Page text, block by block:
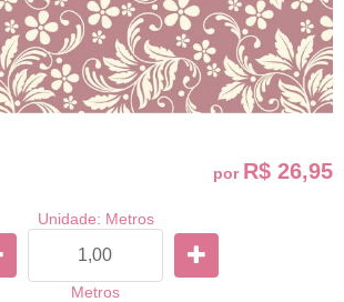
por R$ 26,95
Unidade: Metros
Metros